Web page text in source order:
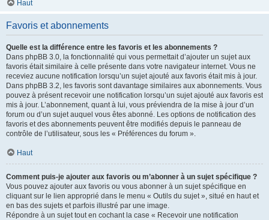
Haut
Favoris et abonnements
Quelle est la différence entre les favoris et les abonnements ?
Dans phpBB 3.0, la fonctionnalité qui vous permettait d’ajouter un sujet aux
favoris était similaire à celle présente dans votre navigateur internet. Vous ne
receviez aucune notification lorsqu’un sujet ajouté aux favoris était mis à jour.
Dans phpBB 3.2, les favoris sont davantage similaires aux abonnements. Vous
pouvez à présent recevoir une notification lorsqu’un sujet ajouté aux favoris est
mis à jour. L’abonnement, quant à lui, vous préviendra de la mise à jour d’un
forum ou d’un sujet auquel vous êtes abonné. Les options de notification des
favoris et des abonnements peuvent être modifiés depuis le panneau de
contrôle de l’utilisateur, sous les « Préférences du forum ».
Haut
Comment puis-je ajouter aux favoris ou m’abonner à un sujet spécifique ?
Vous pouvez ajouter aux favoris ou vous abonner à un sujet spécifique en
cliquant sur le lien approprié dans le menu « Outils du sujet », situé en haut et
en bas des sujets et parfois illustré par une image.
Répondre à un sujet tout en cochant la case « Recevoir une notification